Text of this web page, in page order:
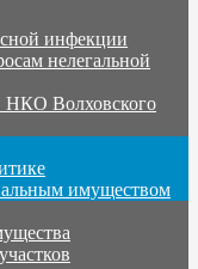
инфекции
нелегальной
НКО Волховского
имуществом